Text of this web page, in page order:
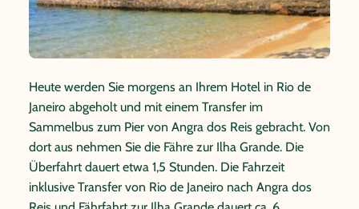
Heute werden Sie morgens an Ihrem Hotel in Rio de
Janeiro abgeholt und mit einem Transfer im
Sammelbus zum Pier von Angra dos Reis gebracht. Von
dort aus nehmen Sie die Fähre zur Ilha Grande. Die
Überfahrt dauert etwa 1,5 Stunden. Die Fahrzeit
inklusive Transfer von Rio de Janeiro nach Angra dos